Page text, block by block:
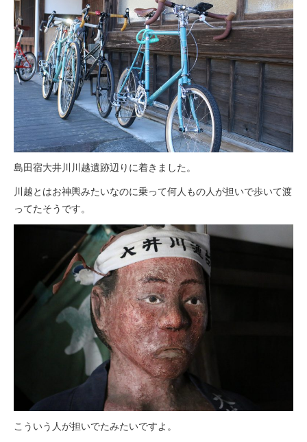
島田宿大井川川越遺跡辺りに着きました。
川越とはお神輿みたいなのに乗って何人もの人が担いで歩いて渡
ってたそうです。
こういう人が担いでたみたいですよ。